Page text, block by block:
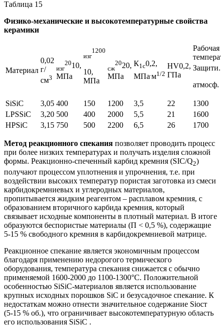
Таблица 15
Физико-механические и высокотемпературные свойства
керамики
Материал
0,02
г/
см3
изг
2010,
МПа
изг
1200
10,
МПа
сж
2020,
МПа
К1с0,2,
МПа.м1/2
HV0,2,
ГПа
Рабочая
Защити.
атмосф.
SiSiC 3,05 400 150 1200 3,5 22
1300
LPSSiC
3,20 500 400 2000 5,5 21
1600
HPSiC
3,15 750 500 2200 6,5 26 1700
Метод реакционного спекания позволяет проводить процесс
при более низких температурах и получать изделия сложной
формы. Реакционно-спеченный карбид кремния (SIC/Q2)
получают процессом уплотнения и упрочнения, т.е. при
воздействии высоких температур пористая заготовка из смеси
карбидокремниевых и углеродных материалов,
пропитывается жидким реагентом – расплавом кремния, с
образованием вторичного карбида кремния, который
связывает исходные компоненты в плотный материал. В итоге
образуются беспористые материалы (П < 0,5 %), содержащие
5-15 % свободного кремния в карбидокремниевой матрице.
Реакционное спекание является экономичным процессом
благодаря применению недорогого термического
оборудования, температура спекания снижается с обычно
применяемой 1600-2000 до 1100-1300°C. Положительной
особенностью SiSiC-материалов является использование
крупных исходных порошков SiC и безусадочное спекание. К
недостаткам можно отнести значительное содержание Siocт
(5-15 % об.), что ограничивает высокотемпературную область
его использования SiSiC .